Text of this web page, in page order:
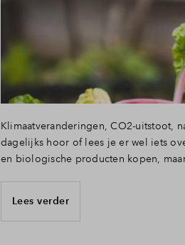
Klimaatveranderingen, CO2-uitstoot,
dagelijks hoor of lees je er wel iets
en biologische producten kopen,
Lees verder